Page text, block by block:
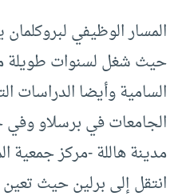
المسار الوظيفي
حيث شغل لسنوات طويلة
السامية وأيضا الدراسات
الجامعات في برسلاو وفي
مدينة هاللة -مركز جمعية
انتقل إلى برلين حيث